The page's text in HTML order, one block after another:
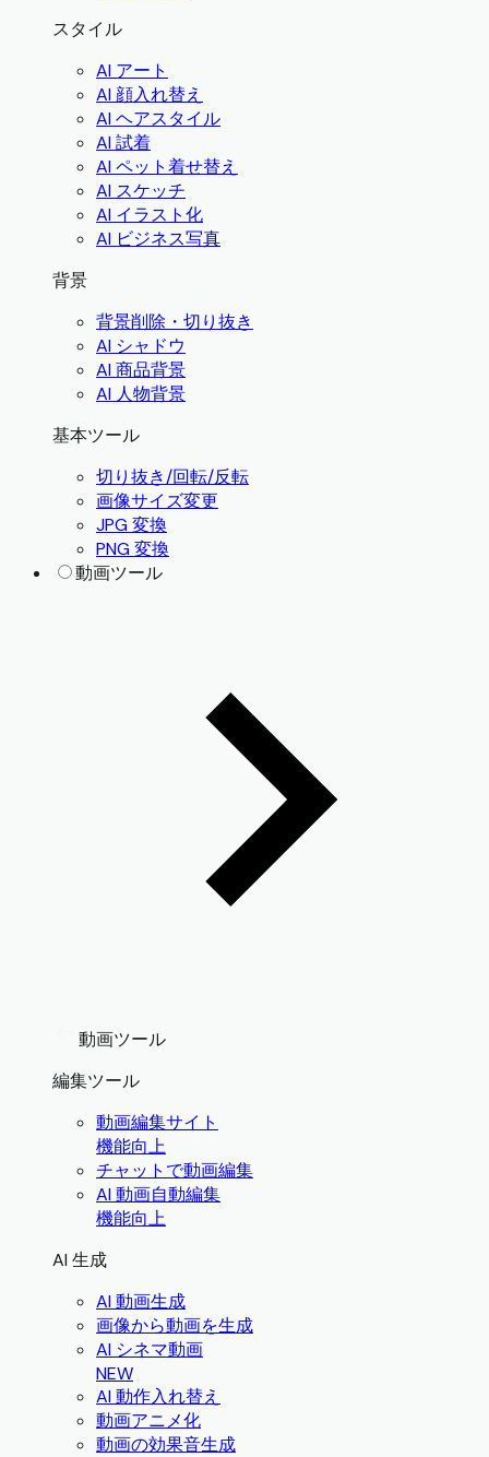
スタイル
AI アート
AI 顔入れ替え
AI ヘアスタイル
AI 試着
AI ペット着せ替え
AI スケッチ
AI イラスト化
AI ビジネス写真
背景
背景削除・切り抜き
AI シャドウ
AI 商品背景
AI 人物背景
基本ツール
切り抜き/回転/反転
画像サイズ変更
JPG 変換
PNG 変換
動画ツール
動画ツール
編集ツール
動画編集サイト
機能向上
チャットで動画編集
AI 動画自動編集
機能向上
AI 生成
AI 動画生成
画像から動画を生成
AI シネマ動画
NEW
AI 動作入れ替え
動画アニメ化
動画の効果音生成